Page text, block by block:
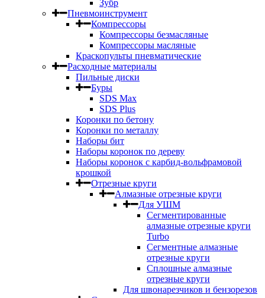
Зубр
Пневмоинструмент
Компрессоры
Компрессоры безмасляные
Компрессоры масляные
Краскопульты пневматические
Расходные материалы
Пильные диски
Буры
SDS Max
SDS Plus
Коронки по бетону
Коронки по металлу
Наборы бит
Наборы коронок по дереву
Наборы коронок с карбид-вольфрамовой
крошкой
Отрезные круги
Алмазные отрезные круги
Для УШМ
Сегментированные
алмазные отрезные круги
Turbo
Сегментные алмазные
отрезные круги
Сплошные алмазные
отрезные круги
Для швонарезчиков и бензорезов